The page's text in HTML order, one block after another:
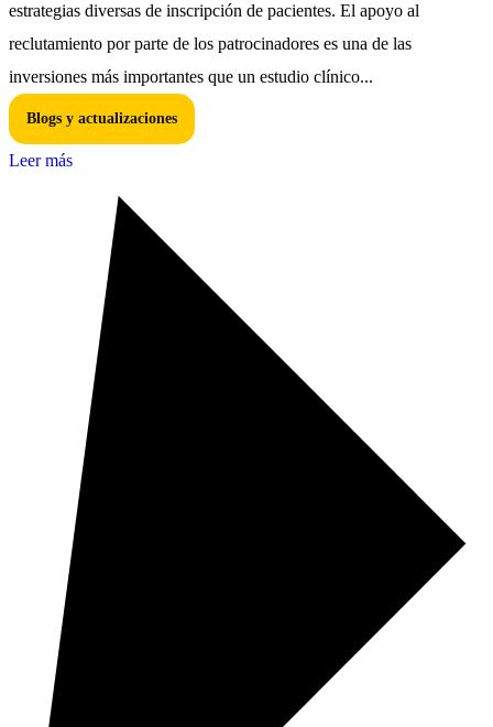
estrategias diversas de inscripción de pacientes. El apoyo al
reclutamiento por parte de los patrocinadores es una de las
inversiones más importantes que un estudio clínico...
Blogs y actualizaciones
Leer más